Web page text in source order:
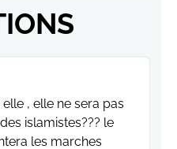
, elle ne sera pas
islamistes??? le
les marches